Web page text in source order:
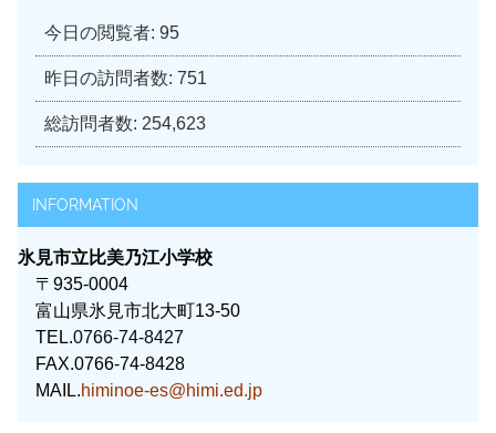
今日の閲覧者: 95
昨日の訪問者数: 751
総訪問者数: 254,623
INFORMATION
氷見市立比美乃江小学校
〒935-0004
富山県氷見市北大町13-50
TEL.0766-74-8427
FAX.0766-74-8428
MAIL.himinoe-es@himi.ed.jp